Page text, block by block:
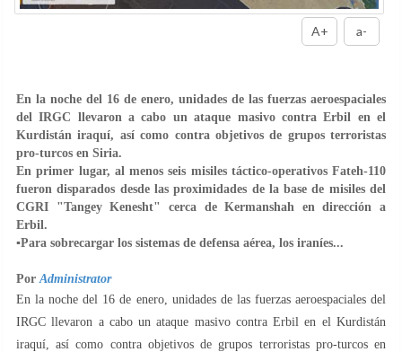
A+ a-
En la noche del 16 de enero, unidades de las fuerzas aeroespaciales
del IRGC llevaron a cabo un ataque masivo contra Erbil en el
Kurdistán iraquí, así como contra objetivos de grupos terroristas
pro-turcos en Siria.
En primer lugar, al menos seis misiles táctico-operativos Fateh-110
fueron disparados desde las proximidades de la base de misiles del
CGRI "Tangey Kenesht" cerca de Kermanshah en dirección a
Erbil.
▪️Para sobrecargar los sistemas de defensa aérea, los iraníes...
Por Administrator
En la noche del 16 de enero, unidades de las fuerzas aeroespaciales del
IRGC llevaron a cabo un ataque masivo contra Erbil en el Kurdistán
iraquí, así como contra objetivos de grupos terroristas pro-turcos en